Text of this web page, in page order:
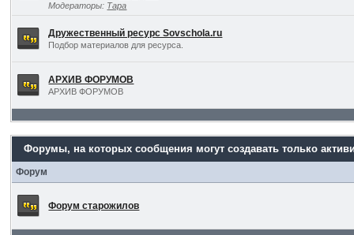
Модераторы: Тара
Дружественный ресурс Sovschola.ru
Подбор материалов для ресурса.
АРХИВ ФОРУМОВ
АРХИВ ФОРУМОВ
Форумы, на которых сообщения могут создавать только
Форум
Форум старожилов